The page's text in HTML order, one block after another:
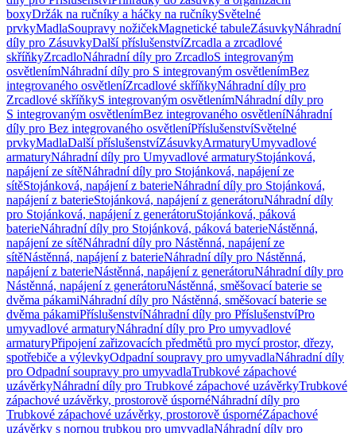
boxyDržák na ručníky a háčky na ručníkySvětelné
prvkyMadlaSoupravy nožičekMagnetické tabuleZásuvkyNáhradní
díly pro ZásuvkyDalší příslušenstvíZrcadla a zrcadlové
skříňkyZrcadloNáhradní díly pro ZrcadloS integrovaným
osvětlenímNáhradní díly pro S integrovaným osvětlenímBez
integrovaného osvětleníZrcadlové skříňkyNáhradní díly pro
Zrcadlové skříňkyS integrovaným osvětlenímNáhradní díly pro
S integrovaným osvětlenímBez integrovaného osvětleníNáhradní
díly pro Bez integrovaného osvětleníPříslušenstvíSvětelné
prvkyMadlaDalší příslušenstvíZásuvkyArmaturyUmyvadlové
armaturyNáhradní díly pro Umyvadlové armaturyStojánková,
napájení ze sítěNáhradní díly pro Stojánková, napájení ze
sítěStojánková, napájení z baterieNáhradní díly pro Stojánková,
napájení z baterieStojánková, napájení z generátoruNáhradní díly
pro Stojánková, napájení z generátoruStojánková, páková
baterieNáhradní díly pro Stojánková, páková baterieNástěnná,
napájení ze sítěNáhradní díly pro Nástěnná, napájení ze
sítěNástěnná, napájení z baterieNáhradní díly pro Nástěnná,
napájení z baterieNástěnná, napájení z generátoruNáhradní díly pro
Nástěnná, napájení z generátoruNástěnná, směšovací baterie se
dvěma pákamiNáhradní díly pro Nástěnná, směšovací baterie se
dvěma pákamiPříslušenstvíNáhradní díly pro PříslušenstvíPro
umyvadlové armaturyNáhradní díly pro Pro umyvadlové
armaturyPřipojení zařizovacích předmětů pro mycí prostor, dřezy,
spotřebiče a výlevkyOdpadní soupravy pro umyvadlaNáhradní díly
pro Odpadní soupravy pro umyvadlaTrubkové zápachové
uzávěrkyNáhradní díly pro Trubkové zápachové uzávěrkyTrubkové
zápachové uzávěrky, prostorově úspornéNáhradní díly pro
Trubkové zápachové uzávěrky, prostorově úspornéZápachové
uzávěrky s nornou trubkou pro umyvadlaNáhradní díly pro